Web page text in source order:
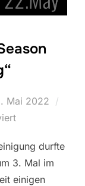
Mai 2022
durfte
3. Mal im
einigen